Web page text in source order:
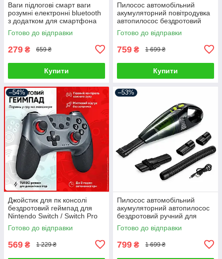
Ваги підлогові смарт ваги
розумні електронні bluetooth
з додатком для смартфона
для дому
Готово до відправки
279 ₴ 659 ₴
Купити
Пилосос автомобільний
акумуляторний повітродувка
автопилосос бездротовий
портативний ручний для
сухого прибирання міні
Готово до відправки
759 ₴ 1 699 ₴
Купити
–54%
Джойстик для пк консолі
бездротовий геймпад для
Nintendo Switch / Switch Pro
Android Windows PC
контролер ігровий джойстік
Готово до відправки
569 ₴ 1 229 ₴
–53%
Пилосос автомобільний
акумуляторний автопилосос
бездротовий ручний для
сухого та вологого
прибирання міні
Готово до відправки
799 ₴ 1 699 ₴